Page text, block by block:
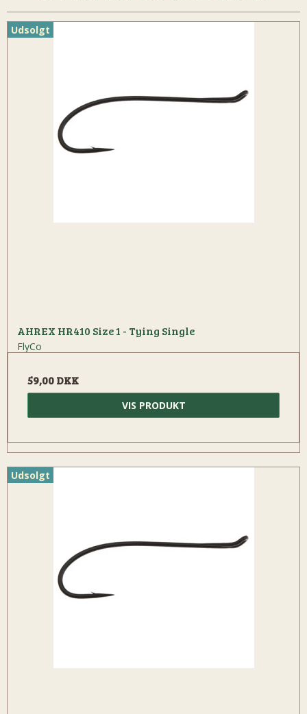
Udsolgt
AHREX HR410 Size 1 - Tying Single
FlyCo
59,00 DKK
VIS PRODUKT
Udsolgt